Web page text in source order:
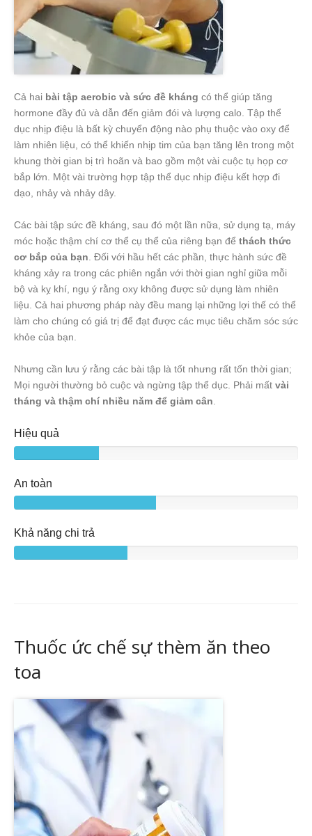
Cả hai bài tập aerobic và sức đề kháng có thể giúp tăng
hormone đầy đủ và dẫn đến giảm đói và lượng calo. Tập thể
dục nhịp điệu là bất kỳ chuyển động nào phụ thuộc vào oxy để
làm nhiên liệu, có thể khiến nhịp tim của bạn tăng lên trong một
khung thời gian bị trì hoãn và bao gồm một vài cuộc tụ họp cơ
bắp lớn. Một vài trường hợp tập thể dục nhịp điệu kết hợp đi
dạo, nhảy và nhảy dây.
Các bài tập sức đề kháng, sau đó một lần nữa, sử dụng tạ, máy
móc hoặc thậm chí cơ thể cụ thể của riêng bạn để thách thức
cơ bắp của bạn . Đối với hầu hết các phần, thực hành sức đề
kháng xảy ra trong các phiên ngắn với thời gian nghỉ giữa mỗi
bộ và kỵ khí, ngụ ý rằng oxy không được sử dụng làm nhiên
liệu. Cả hai phương pháp này đều mang lại những lợi thế có thể
làm cho chúng có giá trị để đạt được các mục tiêu chăm sóc sức
khỏe của bạn.
Nhưng cần lưu ý rằng các bài tập là tốt nhưng rất tốn thời gian;
Mọi người thường bỏ cuộc và ngừng tập thể dục. Phải mất vài
tháng và thậm chí nhiều năm để giảm cân
Hiệu quả
An toàn
Khả năng chi trả
Thuốc ức chế sự thèm ăn theo
toa